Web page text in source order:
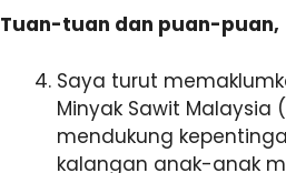
Tuan-tuan dan puan-puan,
Saya turut
Minyak Sawit Malaysia
mendukung
kalangan anak-anak